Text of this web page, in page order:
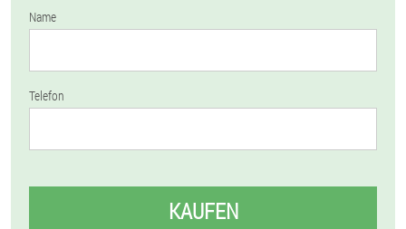
Name
Telefon
KAUFEN